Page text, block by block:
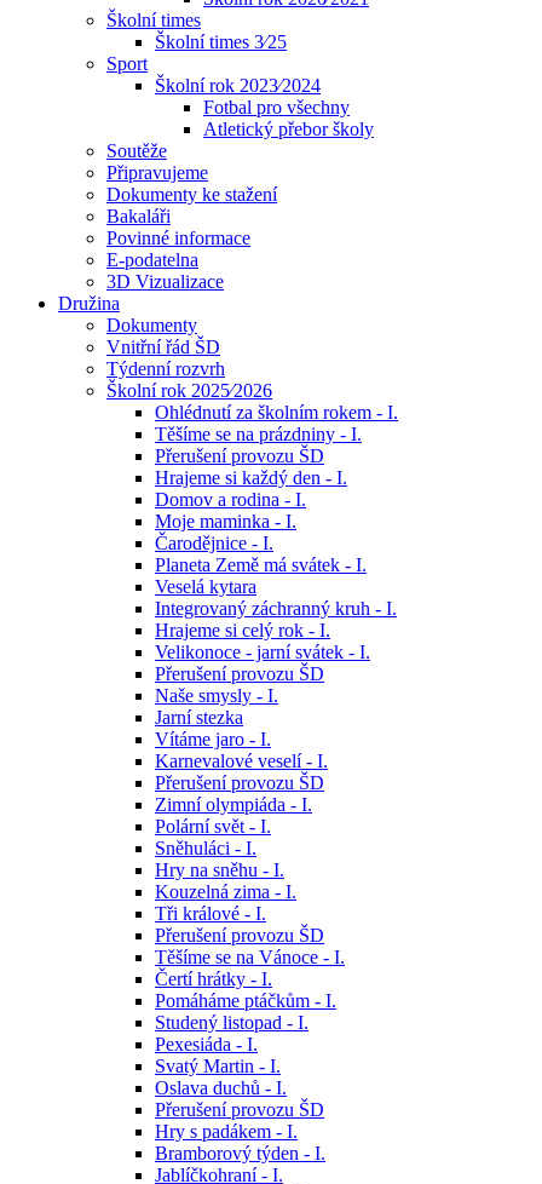
Školní times
Školní times 3⁄25
Sport
Školní rok 2023⁄2024
Fotbal pro všechny
Atletický přebor školy
Soutěže
Připravujeme
Dokumenty ke stažení
Bakaláři
Povinné informace
E-podatelna
3D Vizualizace
Družina
Dokumenty
Vnitřní řád ŠD
Týdenní rozvrh
Školní rok 2025⁄2026
Ohlédnutí za školním rokem - I.
Těšíme se na prázdniny - I.
Přerušení provozu ŠD
Hrajeme si každý den - I.
Domov a rodina - I.
Moje maminka - I.
Čarodějnice - I.
Planeta Země má svátek - I.
Veselá kytara
Integrovaný záchranný kruh - I.
Hrajeme si celý rok - I.
Velikonoce - jarní svátek - I.
Přerušení provozu ŠD
Naše smysly - I.
Jarní stezka
Vítáme jaro - I.
Karnevalové veselí - I.
Přerušení provozu ŠD
Zimní olympiáda - I.
Polární svět - I.
Sněhuláci - I.
Hry na sněhu - I.
Kouzelná zima - I.
Tři králové - I.
Přerušení provozu ŠD
Těšíme se na Vánoce - I.
Čertí hrátky - I.
Pomáháme ptáčkům - I.
Studený listopad - I.
Pexesiáda - I.
Svatý Martin - I.
Oslava duchů - I.
Přerušení provozu ŠD
Hry s padákem - I.
Bramborový týden - I.
Jablíčkohraní - I.